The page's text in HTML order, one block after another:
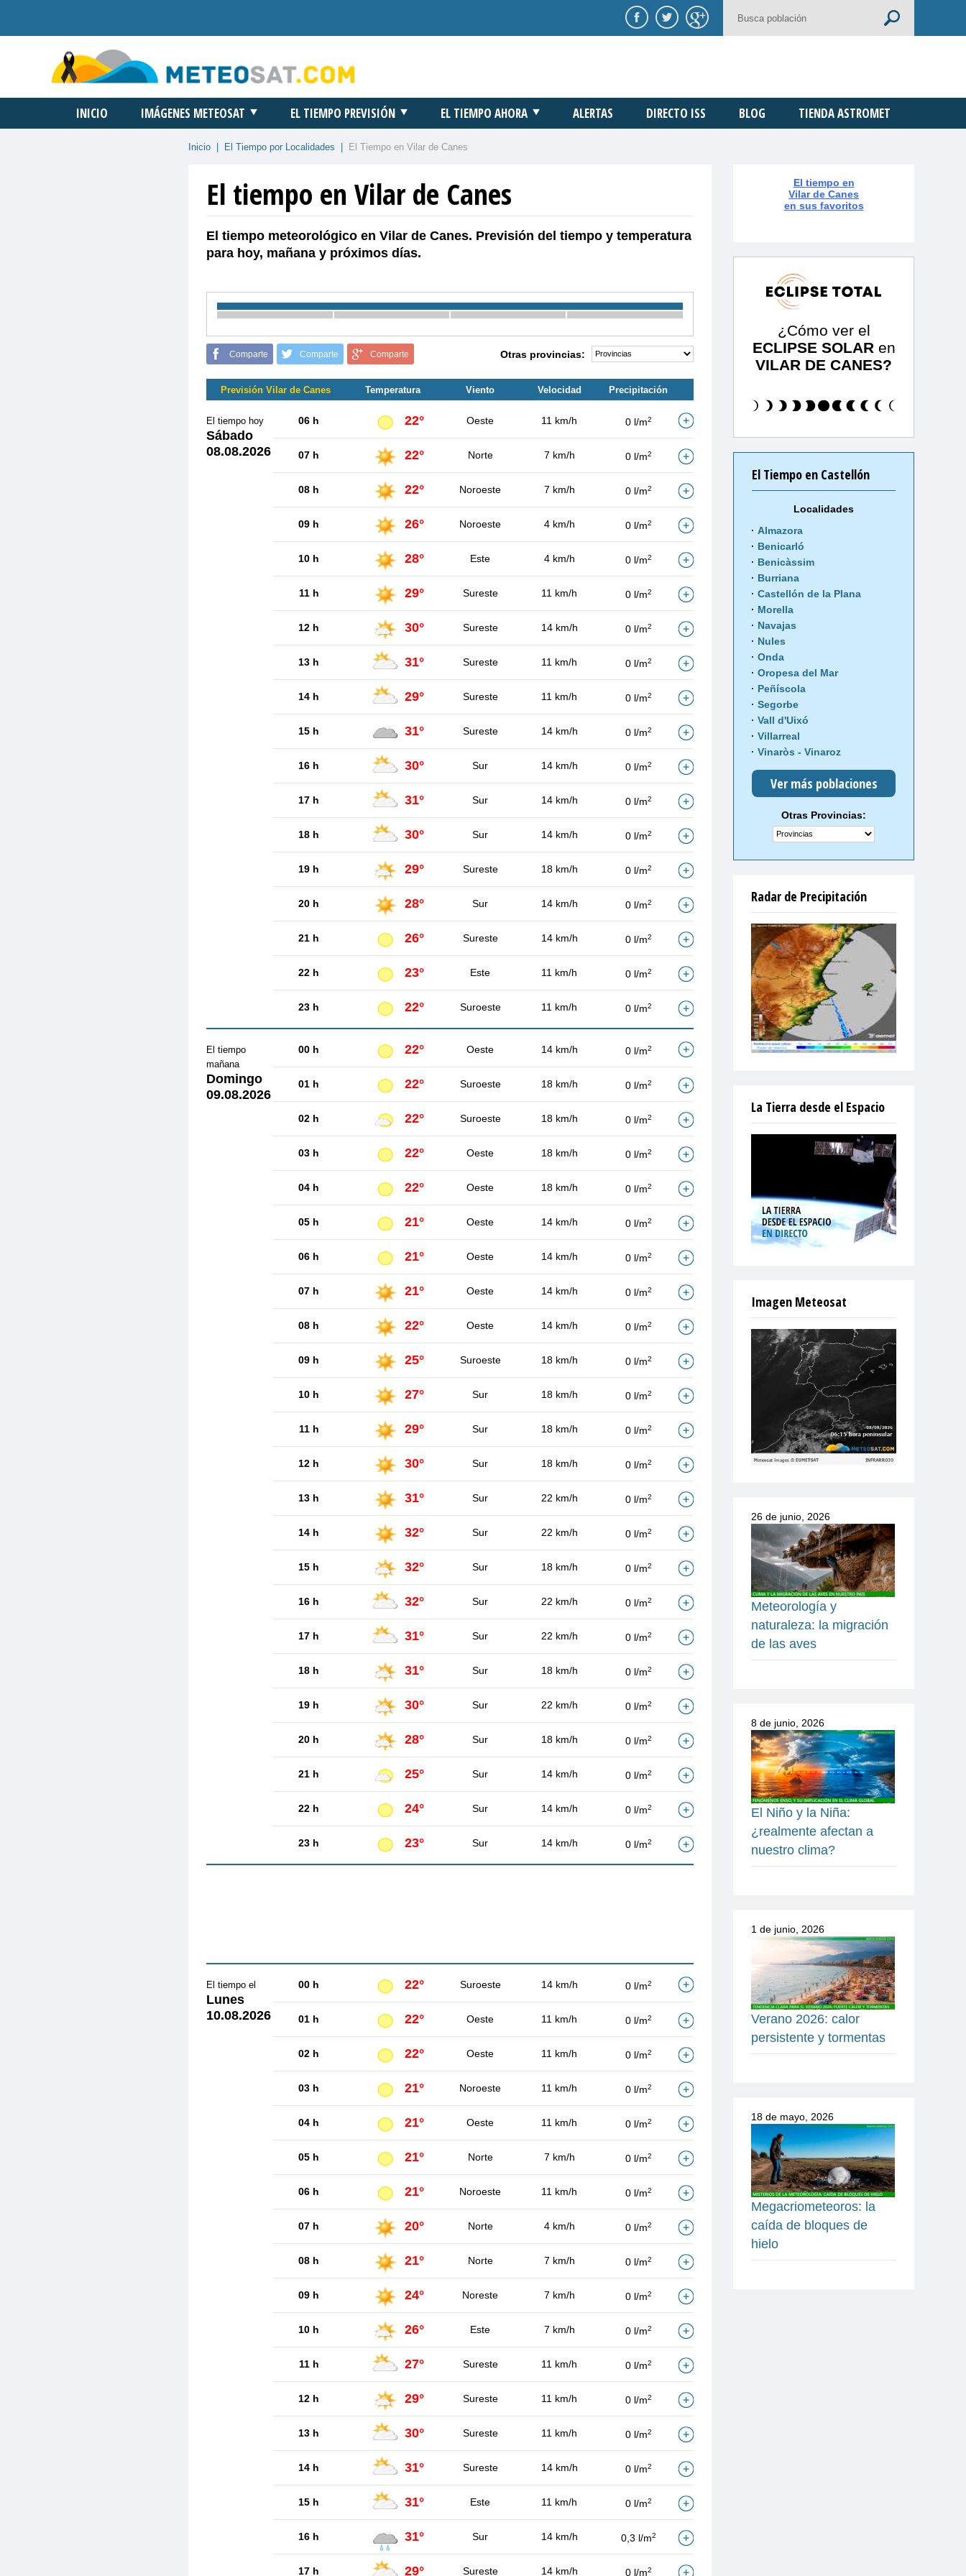
INICIO IMÁGENES METEOSAT EL TIEMPO PREVISIÓN EL TIEMPO AHORA ALERTAS DIRECTO ISS BLOG TIENDA ASTROMET
Inicio El Tiempo por Localidades El Tiempo en Vilar de Canes
El tiempo en Vilar de Canes
El tiempo meteorológico en Vilar de Canes. Previsión del tiempo y temperatura
para hoy, mañana y próximos días.
Comparte Comparte Comparte Otras provincias:
Previsión Vilar de Canes Temperatura Viento Velocidad Precipitación
El tiempo hoy
Sábado
08.08.2026
06 h 22° Oeste 11 km/h 0 l/m2
07 h 22° Norte 7 km/h 0 l/m2
08 h 22° Noroeste 7 km/h 0 l/m2
09 h 26° Noroeste 4 km/h 0 l/m2
10 h 28° Este 4 km/h 0 l/m2
11 h 29° Sureste 11 km/h 0 l/m2
12 h 30° Sureste 14 km/h 0 l/m2
13 h 31° Sureste 11 km/h 0 l/m2
14 h 29° Sureste 11 km/h 0 l/m2
15 h 31° Sureste 14 km/h 0 l/m2
16 h 30° Sur 14 km/h 0 l/m2
17 h 31° Sur 14 km/h 0 l/m2
18 h 30° Sur 14 km/h 0 l/m2
19 h 29° Sureste 18 km/h 0 l/m2
20 h 28° Sur 14 km/h 0 l/m2
21 h 26° Sureste 14 km/h 0 l/m2
22 h 23° Este 11 km/h 0 l/m2
23 h 22° Suroeste 11 km/h 0 l/m2
El tiempo
mañana
Domingo
09.08.2026
00 h 22° Oeste 14 km/h 0 l/m2
01 h 22° Suroeste 18 km/h 0 l/m2
02 h 22° Suroeste 18 km/h 0 l/m2
03 h 22° Oeste 18 km/h 0 l/m2
04 h 22° Oeste 18 km/h 0 l/m2
05 h 21° Oeste 14 km/h 0 l/m2
06 h 21° Oeste 14 km/h 0 l/m2
07 h 21° Oeste 14 km/h 0 l/m2
08 h 22° Oeste 14 km/h 0 l/m2
09 h 25° Suroeste 18 km/h 0 l/m2
10 h 27° Sur 18 km/h 0 l/m2
11 h 29° Sur 18 km/h 0 l/m2
12 h 30° Sur 18 km/h 0 l/m2
13 h 31° Sur 22 km/h 0 l/m2
14 h 32° Sur 22 km/h 0 l/m2
15 h 32° Sur 18 km/h 0 l/m2
16 h 32° Sur 22 km/h 0 l/m2
17 h 31° Sur 22 km/h 0 l/m2
18 h 31° Sur 18 km/h 0 l/m2
19 h 30° Sur 22 km/h 0 l/m2
20 h 28° Sur 18 km/h 0 l/m2
21 h 25° Sur 14 km/h 0 l/m2
22 h 24° Sur 14 km/h 0 l/m2
23 h 23° Sur 14 km/h 0 l/m2
El tiempo el
Lunes
10.08.2026
00 h 22° Suroeste 14 km/h 0 l/m2
01 h 22° Oeste 11 km/h 0 l/m2
02 h 22° Oeste 11 km/h 0 l/m2
03 h 21° Noroeste 11 km/h 0 l/m2
04 h 21° Oeste 11 km/h 0 l/m2
05 h 21° Norte 7 km/h 0 l/m2
06 h 21° Noroeste 11 km/h 0 l/m2
07 h 20° Norte 4 km/h 0 l/m2
08 h 21° Norte 7 km/h 0 l/m2
09 h 24° Noreste 7 km/h 0 l/m2
10 h 26° Este 7 km/h 0 l/m2
11 h 27° Sureste 11 km/h 0 l/m2
12 h 29° Sureste 11 km/h 0 l/m2
13 h 30° Sureste 11 km/h 0 l/m2
14 h 31° Sureste 14 km/h 0 l/m2
15 h 31° Este 11 km/h 0 l/m2
16 h 31° Sur 14 km/h 0,3 l/m2
17 h 29° Sureste 14 km/h 0 l/m2
El tiempo en
Vilar de Canes
en sus favoritos
¿Cómo ver el
ECLIPSE SOLAR en
VILAR DE CANES?
El Tiempo en Castellón
Localidades
Almazora
Benicarló
Benicàssim
Burriana
Castellón de la Plana
Morella
Navajas
Nules
Onda
Oropesa del Mar
Peñíscola
Segorbe
Vall d'Uixó
Villarreal
Vinaròs - Vinaroz
Ver más poblaciones
Otras Provincias:
Radar de Precipitación
La Tierra desde el Espacio
Imagen Meteosat
26 de junio, 2026
Meteorología y
naturaleza: la migración
de las aves
8 de junio, 2026
El Niño y la Niña:
¿realmente afectan a
nuestro clima?
1 de junio, 2026
Verano 2026: calor
persistente y tormentas
18 de mayo, 2026
Megacriometeoros: la
caída de bloques de
hielo